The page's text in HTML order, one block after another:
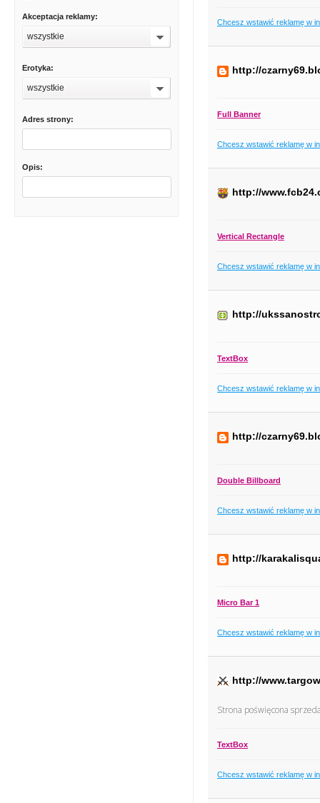
Akceptacja reklamy:
wszystkie
Erotyka:
wszystkie
Adres strony:
Opis:
Chcesz wstawić reklamę w
http://
Full Banner
Chcesz wstawić reklamę w
http://
Vertical Rectangle
Chcesz wstawić reklamę w
http://
TextBox
Chcesz wstawić reklamę w
http://
Double Billboard
Chcesz wstawić reklamę w
http://
Micro Bar 1
Chcesz wstawić reklamę w
http://
Strona poświęcona
TextBox
Chcesz wstawić reklamę w